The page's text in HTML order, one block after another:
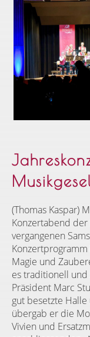
(Thomas Kaspar)
Konzertabend der
vergangenen
Magie und
es traditionell und
Präsident Marc
gut besetzte
übergab er die
Vivien und